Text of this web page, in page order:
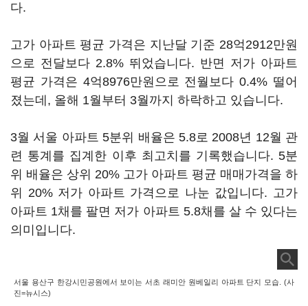
다.
고가 아파트 평균 가격은 지난달 기준 28억2912만원
으로 전달보다 2.8% 뛰었습니다. 반면 저가 아파트
평균 가격은 4억8976만원으로 전월보다 0.4% 떨어
졌는데, 올해 1월부터 3월까지 하락하고 있습니다.
3월 서울 아파트 5분위 배율은 5.8로 2008년 12월 관
련 통계를 집계한 이후 최고치를 기록했습니다. 5분
위 배율은 상위 20% 고가 아파트 평균 매매가격을 하
위 20% 저가 아파트 가격으로 나눈 값입니다. 고가
아파트 1채를 팔면 저가 아파트 5.8채를 살 수 있다는
의미입니다.
서울 용산구 한강시민공원에서 보이는 서초 래미안 원베일리 아파트 단지 모습. (사
진=뉴시스)